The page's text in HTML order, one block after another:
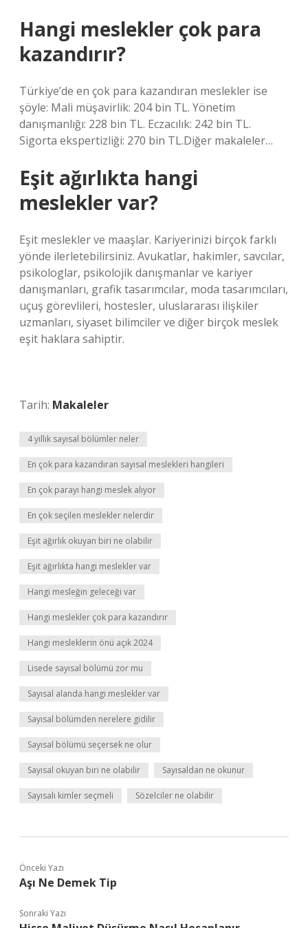
Hangi meslekler çok para
kazandırır?
Türkiye’de en çok para kazandıran meslekler ise
şöyle: Mali müşavirlik: 204 bin TL. Yönetim
danışmanlığı: 228 bin TL. Eczacılık: 242 bin TL.
Sigorta ekspertizliği: 270 bin TL.Diğer makaleler…
Eşit ağırlıkta hangi
meslekler var?
Eşit meslekler ve maaşlar. Kariyerinizi birçok farklı
yönde ilerletebilirsiniz. Avukatlar, hakimler, savcılar,
psikologlar, psikolojik danışmanlar ve kariyer
danışmanları, grafik tasarımcılar, moda tasarımcıları,
uçuş görevlileri, hostesler, uluslararası ilişkiler
uzmanları, siyaset bilimciler ve diğer birçok meslek
eşit haklara sahiptir.
Tarih: Makaleler
4 yıllık sayısal bölümler neler
En çok para kazandıran sayısal meslekleri hangileri
En çok parayı hangi meslek alıyor
En çok seçilen meslekler nelerdir
Eşit ağırlık okuyan biri ne olabilir
Eşit ağırlıkta hangi meslekler var
Hangi mesleğin geleceği var
Hangi meslekler çok para kazandırır
Hangi mesleklerin önü açık 2024
Lisede sayısal bölümü zor mu
Sayısal alanda hangi meslekler var
Sayısal bölümden nerelere gidilir
Sayısal bölümü seçersek ne olur
Sayısal okuyan biri ne olabilir Sayısaldan ne okunur
Sayısalı kimler seçmeli Sözelciler ne olabilir
Önceki Yazı
Aşı Ne Demek Tip
Sonraki Yazı